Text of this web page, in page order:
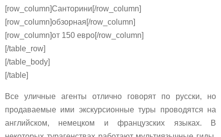
[row_column]Санторини[/row_column]
[row_column]обзорная[/row_column]
[row_column]от 150 евро[/row_column]
[/table_row]
[/table_body]
[/table]​
Все уличные агенты отлично говорят по русски, но
продаваемые ими экскурсионные туры проводятся на
английском, немецком и французских языках. В